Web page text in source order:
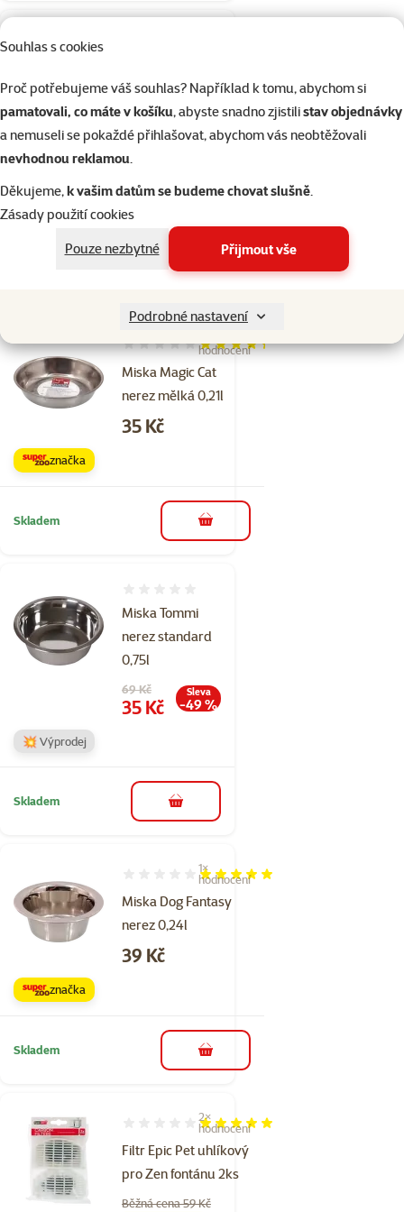
Souhlas s cookies
Proč potřebujeme váš souhlas? Například k tomu, abychom si
pamatovali, co máte v košíku, abyste snadno zjistilistav objednávky
a nemuseli se pokaždé přihlašovat, abychom vás neobtěžovali
nevhodnou reklamou.
Děkujeme,k vašim datům se budeme chovat slušně.
Zásady použití cookies
Pouze nezbytné
Přijmout vše
Podrobné nastavení
miska Dog
Fantasy cihlová
WATER 350ml
Původní cena
67 Kč
💥 Výprodej značka
do košíku
Miska Magic Cat
nerez mělká 0,21l
Hodnocení 87%, počet hodnocení: 3
hodnocení
Cena
35 Kč
značka
Skladem do košíku
Miska Tommi
nerez standard
0,75l
Původní cena
69 Kč
Cena
35 Kč
Sleva
-49 %
💥 Výprodej
Skladem do košíku
Miska Dog Fantasy
nerez 0,24l
Hodnocení 100%, počet hodnocení: 1
1×
hodnocení
Cena
39 Kč
značka
Skladem do košíku
Filtr Epic Pet uhlíkový
pro Zen fontánu 2ks
Hodnocení 100%, počet hodnocení: 2
2×
hodnocení
Běžná cena 59 Kč